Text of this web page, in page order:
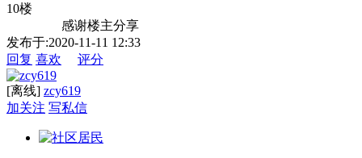
10楼
感谢楼主分享
发布于:2020-11-11 12:33
回复 喜欢 评分
[离线] zcy619
加关注 写私信